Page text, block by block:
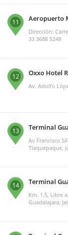
11 Aeropuerto
Dirección:
33 3688 5248
12 Oxxo Hotel
Av. Adolfo
13 Terminal
Av Francisco
Tlaquepaque,
14 Terminal
Km. 1.5, Libre
Guadalajara,